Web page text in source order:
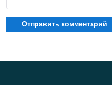
Всегда скачивай
предоставляется